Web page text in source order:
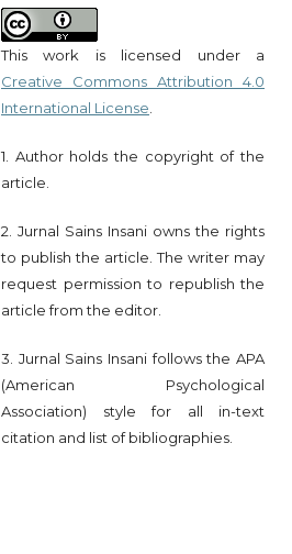
This work is licensed under a
Creative Commons Attribution 4.0
International License
1. Author holds the copyright of the
article.
2. Jurnal Sains Insani owns the rights
to publish the article. The writer may
request permission to republish the
article from the editor.
3. Jurnal Sains Insani follows the APA
(American Psychological
Association) style for all in-text
citation and list of bibliographies.